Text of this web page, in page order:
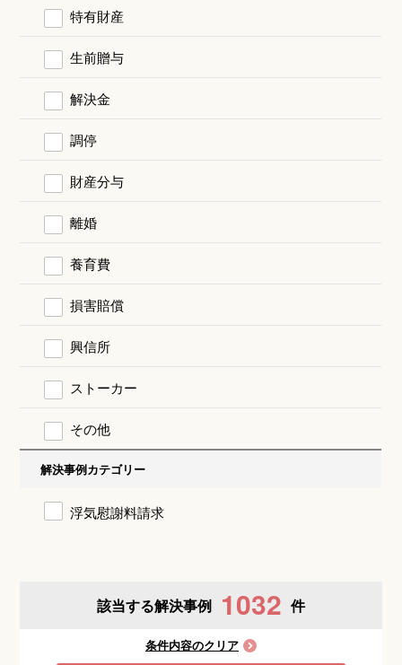
特有財産
生前贈与
解決金
調停
財産分与
離婚
養育費
損害賠償
興信所
ストーカー
その他
解決事例カテゴリー
浮気慰謝料請求
該当する解決事例 1032 件
条件内容のクリア